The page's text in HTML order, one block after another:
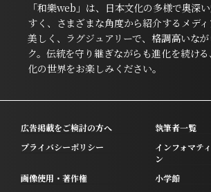
「和樂web」は、日本文化の多様で奥深
すく、さまざまな角度から紹介するメディ
美しく、ラグジュアリーで、格調高いな
ク。伝統を守り継ぎながらも進化を続け
化の世界をお楽しみください。
広告掲載をご検討の方へ
執筆者一覧
プライバシーポリシー
インフォマテ
ン
画像使用・著作権
小学館